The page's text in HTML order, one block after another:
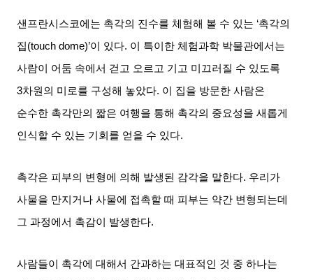
샌프란시스코에는 촉각의 진수를 체험해 볼 수 있는 ‘촉각의
집(touch dome)’이 있다. 이 특이한 체험과학 박물관에서는
사람이 어둠 속에서 걷고 오르고 기고 미끄러질 수 있도록
3차원의 미로를 구성해 놓았다. 이 집을 방문한 사람은
순수한 촉각만의 짧은 여행을 통해 촉각의 중요성을 새롭게
인식할 수 있는 기회를 얻을 수 있다.
촉각은 피부의 변형에 의해 발생된 감각을 말한다. 우리가
사물을 만지거나 사물에 접촉할 때 피부는 약간 변형되는데
그 과정에서 촉감이 발생한다.
사람들이 촉각에 대해서 간과하는 대표적인 것 중 하나는